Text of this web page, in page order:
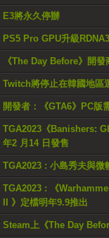
E3將永久停辦
PS5 Pro GPU升級
《The Day Before》開
Twitch將停止在韓國地區
開發者：《GTA6》PC版
TGA2023《Banishers:
年2 月14 日發售
TGA2023 : 小島秀夫與微
TGA2023 : 《
II 》定檔明年9.9推出
Steam上《The Day